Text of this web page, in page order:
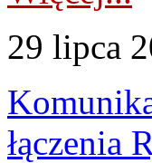
29 lipca
łączenia